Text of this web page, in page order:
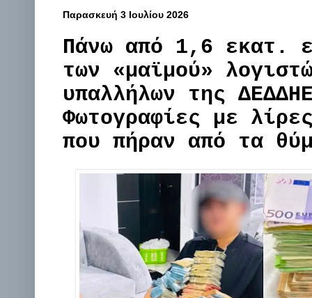
Παρασκευή 3 Ιουλίου 2026
Πάνω από 1,6 εκατ.
των «μαϊμού»
υπαλλήλων της
Φωτογραφίες με
που πήραν από τα